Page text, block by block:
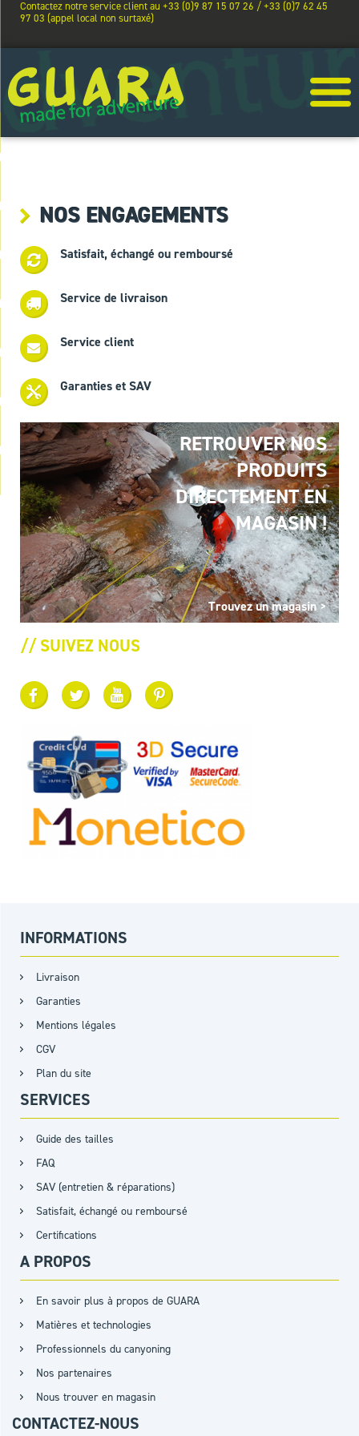
Contactez notre service client au +33 (0)9 87 15 07 26 / +33 (0)7 62 45
97 03 (appel local non surtaxé)
NOS ENGAGEMENTS
Satisfait, échangé ou remboursé
Service de livraison
Service client
Garanties et SAV
RETROUVER NOS
PRODUITS
DIRECTEMENT EN
MAGASIN !
Trouvez un magasin >
// SUIVEZ NOUS
INFORMATIONS
Livraison
Garanties
Mentions légales
CGV
Plan du site
SERVICES
Guide des tailles
FAQ
SAV (entretien & réparations)
Satisfait, échangé ou remboursé
Certifications
A PROPOS
En savoir plus à propos de GUARA
Matières et technologies
Professionnels du canyoning
Nos partenaires
Nous trouver en magasin
CONTACTEZ-NOUS